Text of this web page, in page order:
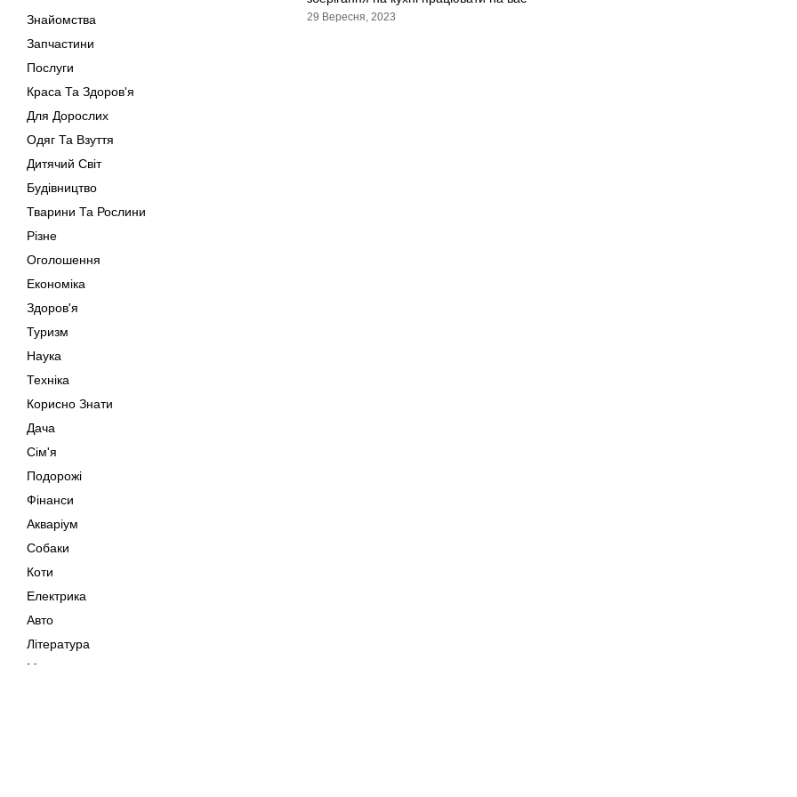
Знайомства
Запчастини
Послуги
Краса Та Здоров'я
Для Дорослих
Одяг Та Взуття
Дитячий Світ
Будівництво
Тварини Та Рослини
Різне
Оголошення
Економіка
Здоров'я
Туризм
Наука
Техніка
Корисно Знати
Дача
Сім'я
Подорожі
Фінанси
Акваріум
Собаки
Коти
Електрика
Авто
Література
Музика
29 Вересня, 2023